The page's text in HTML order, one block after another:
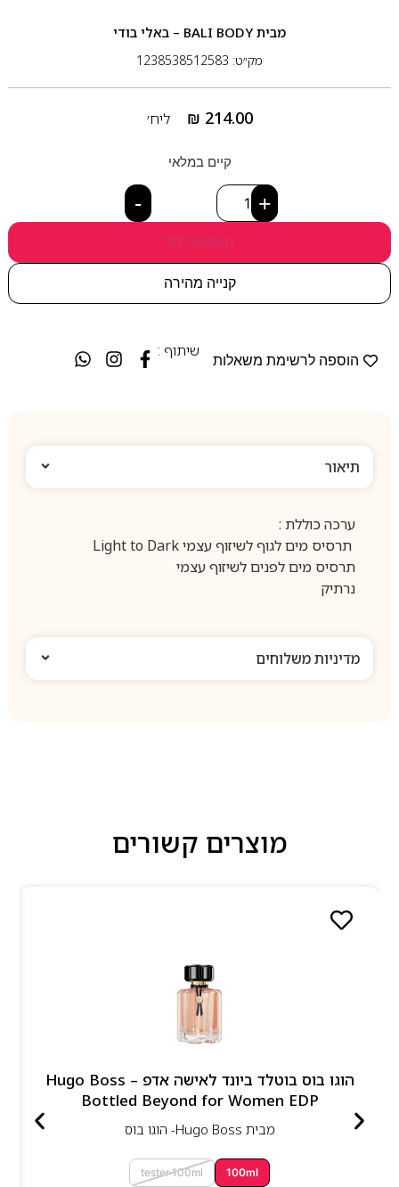
מבית BALI BODY – באלי בודי
מק״ט: 1238538512583
₪ 214.00 ליח׳
קיים במלאי
- +
הוספה לסל
קנייה מהירה
הוספה לרשימת משאלות
שיתוף :
תיאור
ערכה כוללת :
תרסיס מים לגוף לשיזוף עצמי Light to Dark
תרסיס מים לפנים לשיזוף עצמי
נרתיק
מדיניות משלוחים
מוצרים קשורים
הוגו בוס בוטלד ביונד לאישה אדפ – Hugo Boss
Bottled Beyond for Women EDP
מבית Hugo Boss- הוגו בוס
100ml
tester 100ml